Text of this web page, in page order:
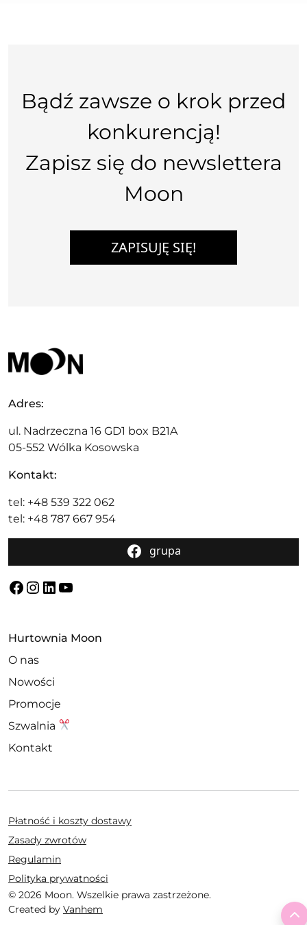
Bądź zawsze o krok przed
konkurencją!
Zapisz się do newslettera
Moon
ZAPISUJĘ SIĘ!
Adres:
ul. Nadrzeczna 16 GD1 box B21A
05-552 Wólka Kosowska
Kontakt:
tel: +48 539 322 062
tel: +48 787 667 954
grupa
Facebook
Instagram
LinkedIn
YouTube
Hurtownia Moon
O nas
Nowości
Promocje
Szwalnia
Kontakt
© 2026 Moon. Wszelkie prawa zastrzeżone.
Created by Vanhem
Płatność i koszty dostawy
Zasady zwrotów
Regulamin
Polityka prywatności